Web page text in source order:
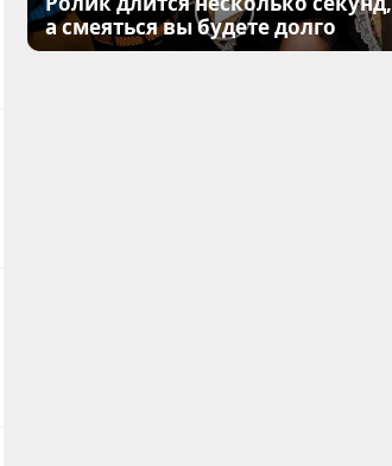
а смеяться вы будете долго